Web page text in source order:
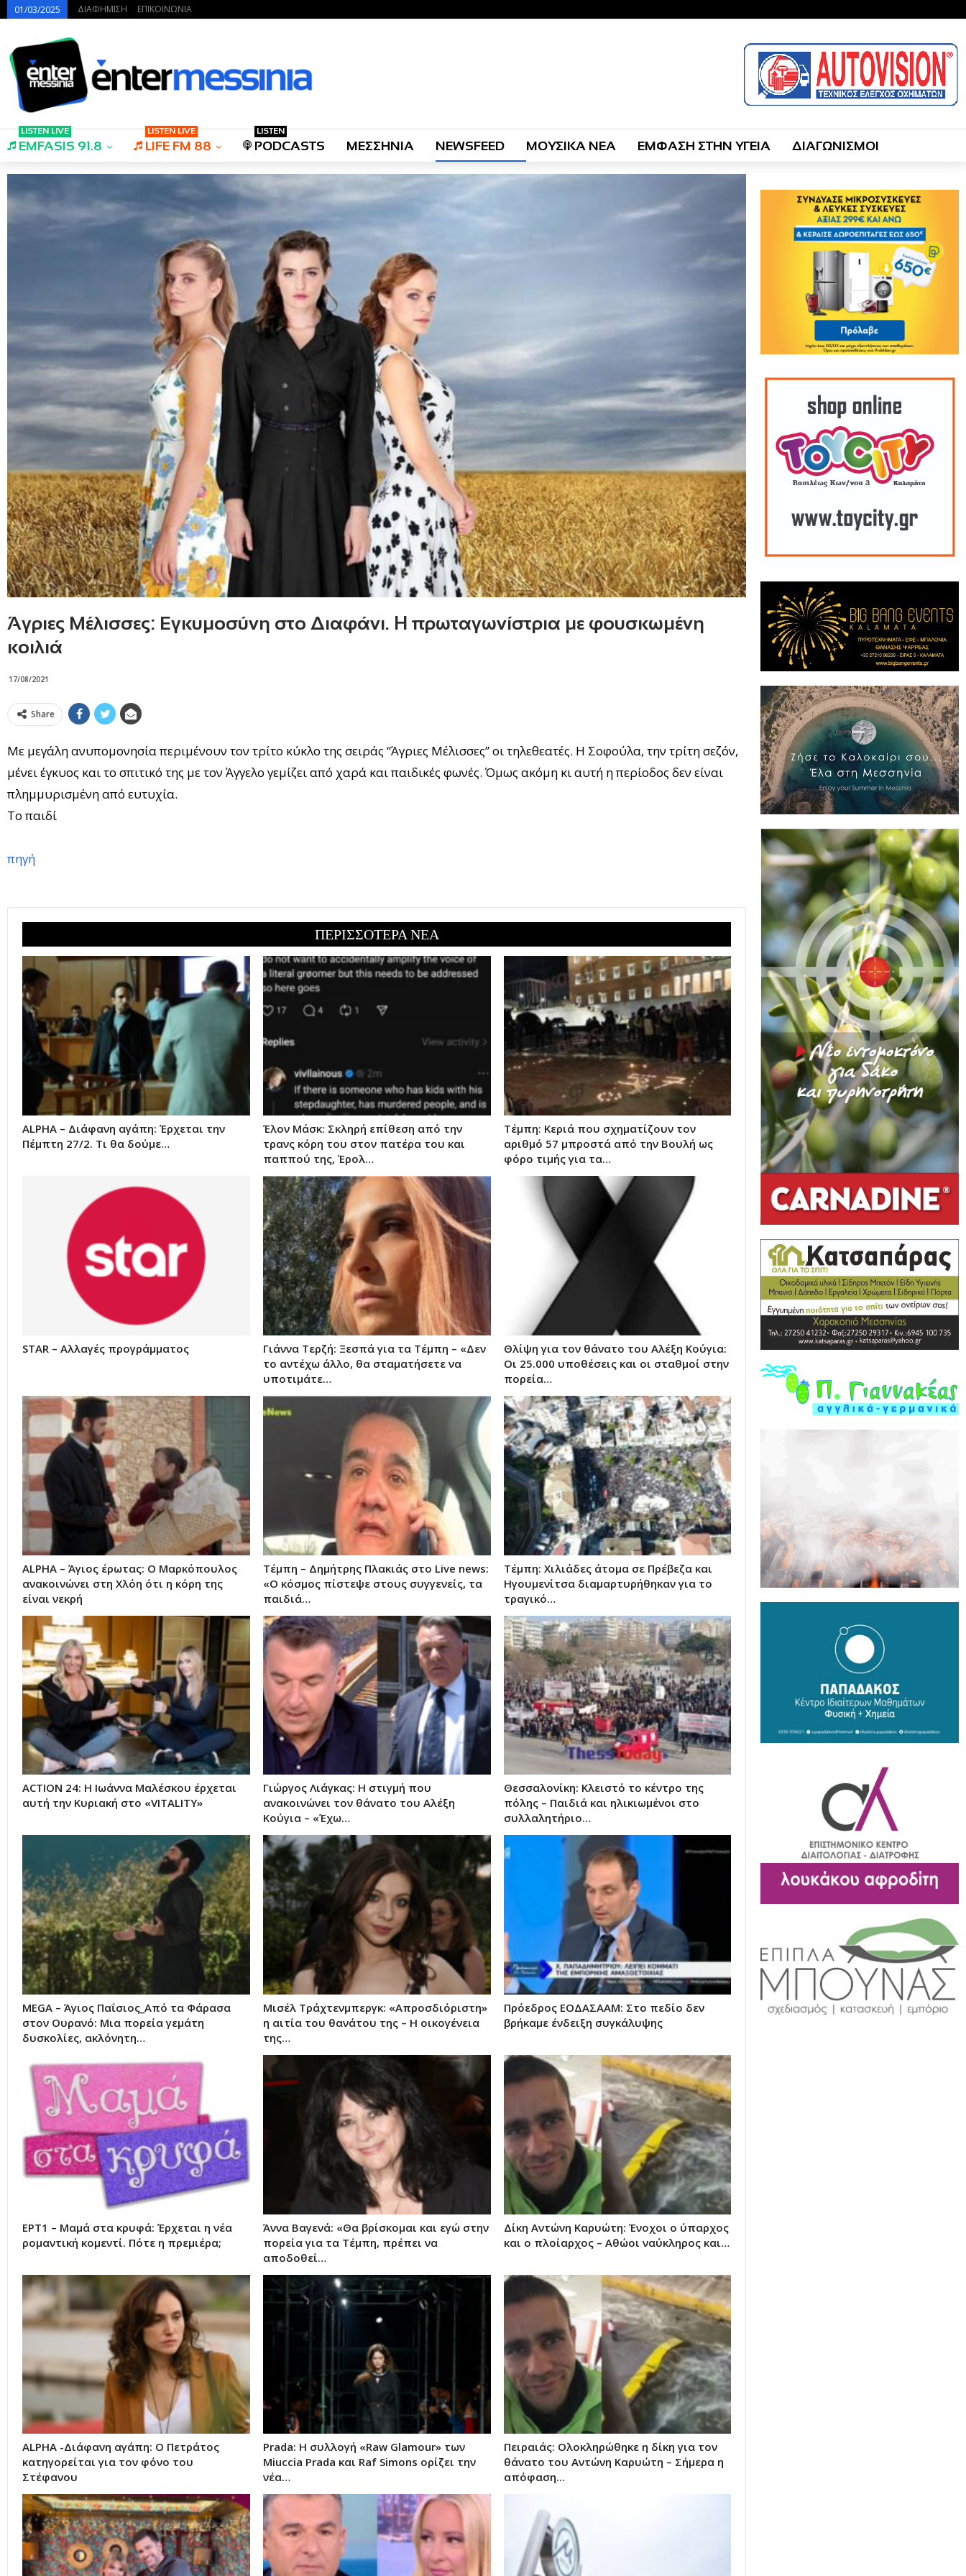
01/03/2025 ΔΙΑΦΗΜΙΣΗ ΕΠΙΚΟΙΝΩΝΙΑ
EMFASIS 91.8
LISTEN LIVE
LIFE FM 88
LISTEN LIVE
PODCASTS
LISTEN
ΜΕΣΣΗΝΙΑ NEWSFEED ΜΟΥΣΙΚΑ ΝΕΑ ΕΜΦΑΣΗ ΣΤΗΝ ΥΓΕΙΑ ΔΙΑΓΩΝΙΣΜΟΙ
Άγριες Μέλισσες: Εγκυμοσύνη στο Διαφάνι. H πρωταγωνίστρια με φουσκωμένη
κοιλιά
17/08/2021
Share
Με μεγάλη ανυπομονησία περιμένουν τον τρίτο κύκλο της σειράς “Άγριες Μέλισσες” οι τηλεθεατές. Η Σοφούλα, την τρίτη σεζόν,
μένει έγκυος και το σπιτικό της με τον Άγγελο γεμίζει από χαρά και παιδικές φωνές. Όμως ακόμη κι αυτή η περίοδος δεν είναι
πλημμυρισμένη από ευτυχία.
Το παιδί
πηγή
ΠΕΡΙΣΣΟΤΕΡΑ ΝΕΑ
ALPHA – Διάφανη αγάπη: Έρχεται την
Πέμπτη 27/2. Τι θα δούμε…
Έλον Μάσκ: Σκληρή επίθεση από την
τρανς κόρη του στον πατέρα του και
παππού της, Έρολ…
Τέμπη: Κεριά που σχηματίζουν τον
αριθμό 57 μπροστά από την Βουλή ως
φόρο τιμής για τα…
STAR – Αλλαγές προγράμματος
Γιάννα Τερζή: Ξεσπά για τα Τέμπη – «Δεν
το αντέχω άλλο, θα σταματήσετε να
υποτιμάτε…
Θλίψη για τον θάνατο του Αλέξη Κούγια:
Οι 25.000 υποθέσεις και οι σταθμοί στην
πορεία…
ALPHA – Άγιος έρωτας: Ο Μαρκόπουλος
ανακοινώνει στη Χλόη ότι η κόρη της
είναι νεκρή
Τέμπη – Δημήτρης Πλακιάς στο Live news:
«Ο κόσμος πίστεψε στους συγγενείς, τα
παιδιά…
Τέμπη: Χιλιάδες άτομα σε Πρέβεζα και
Ηγουμενίτσα διαμαρτυρήθηκαν για το
τραγικό…
ACTION 24: Η Ιωάννα Μαλέσκου έρχεται
αυτή την Κυριακή στο «VITALITY»
Γιώργος Λιάγκας: Η στιγμή που
ανακοινώνει τον θάνατο του Αλέξη
Κούγια – «Έχω…
Θεσσαλονίκη: Κλειστό το κέντρο της
πόλης – Παιδιά και ηλικιωμένοι στο
συλλαλητήριο…
MEGA – Άγιος Παΐσιος_Από τα Φάρασα
στον Ουρανό: Μια πορεία γεμάτη
δυσκολίες, ακλόνητη…
Μισέλ Τράχτενμπεργκ: «Απροσδιόριστη»
η αιτία του θανάτου της – Η οικογένεια
της…
Πρόεδρος ΕΟΔΑΣΑΑΜ: Στο πεδίο δεν
βρήκαμε ένδειξη συγκάλυψης
ΕΡΤ1 – Μαμά στα κρυφά: Έρχεται η νέα
ρομαντική κομεντί. Πότε η πρεμιέρα;
Άννα Βαγενά: «Θα βρίσκομαι και εγώ στην
πορεία για τα Τέμπη, πρέπει να
αποδοθεί…
Δίκη Αντώνη Καρυώτη: Ένοχοι ο ύπαρχος
και ο πλοίαρχος – Αθώοι ναύκληρος και…
ALPHA -Διάφανη αγάπη: Ο Πετράτος
κατηγορείται για τον φόνο του
Στέφανου
Prada: Η συλλογή «Raw Glamour» των
Miuccia Prada και Raf Simons ορίζει την
νέα…
Πειραιάς: Ολοκληρώθηκε η δίκη για τον
θάνατο του Αντώνη Καρυώτη – Σήμερα η
απόφαση…